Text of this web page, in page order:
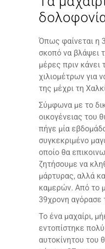
Όπως φαίνεται η
σκοπό να βλάψει
μέρες πριν κάνει
χιλιομέτρων για
της μέχρι τη
Σύμφωνα με το
οικογένειας του
πήγε μία
συγκεκριμένο
οποίο θα
ζητήσουμε να
μάρτυρας, αλλά
καμερών. Από το
39χρονη αγόρασε
Το ένα μαχαίρι,
εντοπίστηκε
αυτοκίνητου του